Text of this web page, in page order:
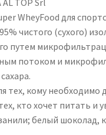
WheyFood для
чистого (сухого)
путем
потоком и
тех, кому
кто хочет питать и
белый шоколад,